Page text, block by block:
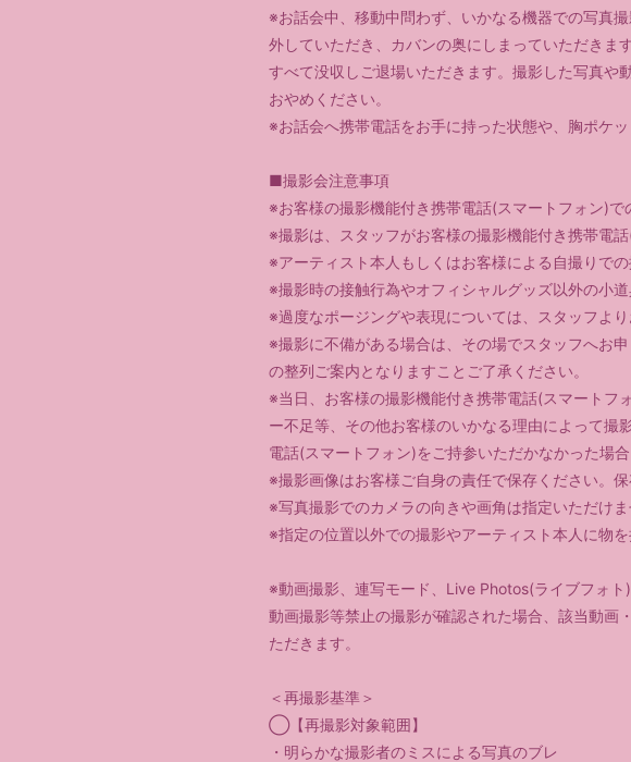
※お話会中、移動中問わず、いかなる機器での写真
外していただき、カバンの奥にしまっていただきま
すべて没収しご退場いただきます。撮影した写真や
おやめください。
※お話会へ携帯電話をお手に持った状態や、胸ポケ
■撮影会注意事項
※お客様の撮影機能付き携帯電話(スマートフォン)で
※撮影は、スタッフがお客様の撮影機能付き携帯電
※アーティスト本人もしくはお客様による自撮りで
※撮影時の接触行為やオフィシャルグッズ以外の小
※過度なポージングや表現については、スタッフよ
※撮影に不備がある場合は、その場でスタッフへお
の整列ご案内となりますことご了承ください。
※当日、お客様の撮影機能付き携帯電話(スマートフ
ー不足等、その他お客様のいかなる理由によって撮
電話(スマートフォン)をご持参いただかなかった場合
※撮影画像はお客様ご自身の責任で保存ください。
※写真撮影でのカメラの向きや画角は指定いただけま
※指定の位置以外での撮影やアーティスト本人に物
※動画撮影、連写モード、Live Photos(ライブフォト
動画撮影等禁止の撮影が確認された場合、該当動画
ただきます。
＜再撮影基準＞
◯【再撮影対象範囲】
・明らかな撮影者のミスによる写真のブレ